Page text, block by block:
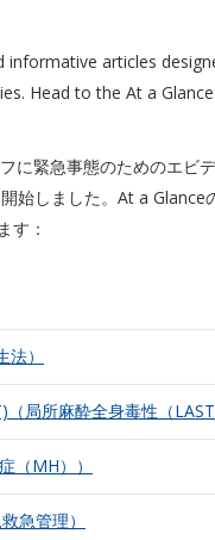
informative articles
Head to the At a
に緊急事態のためのエビ
始しました。At a
す：
）
局所麻酔全身毒性（LAST
（MH））
急管理）